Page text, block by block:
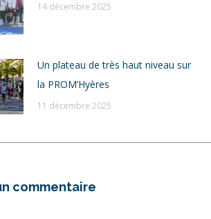
14 décembre 2025
Un plateau de très haut niveau sur
la PROM’Hyères
11 décembre 2025
commentaire